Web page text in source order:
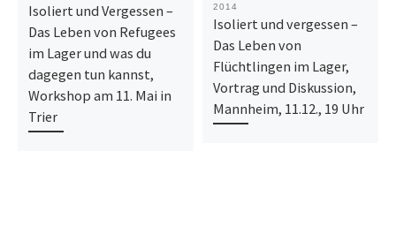
Isoliert und Vergessen –
Das Leben von Refugees
im Lager und was du
dagegen tun kannst,
Workshop am 11. Mai in
Trier
2014
Isoliert und vergessen –
Das Leben von
Flüchtlingen im Lager,
Vortrag und Diskussion,
Mannheim, 11.12., 19 Uhr